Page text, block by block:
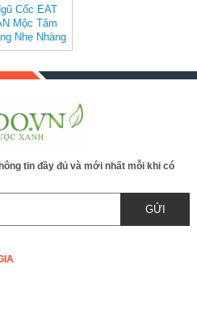
Cốc EAT
Mộc Tâm
Nhẹ Nhàng
Tự Nhiên
tin đầy đủ và mới nhất mỗi khi có
GỬI